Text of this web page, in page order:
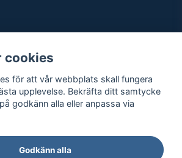
cookies
för att vår webbplats skall fungera
upplevelse. Bekräfta ditt samtycke
godkänn alla eller anpassa via
Godkänn alla